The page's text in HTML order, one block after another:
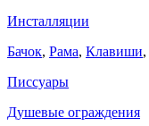
Инсталляции
Бачок, Рама, Клавиши,
Писсуары
Душевые ограждения